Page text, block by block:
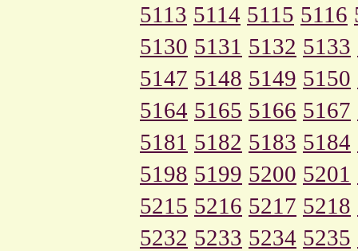
5113 5114 5115 5116
5130 5131 5132 5133
5147 5148 5149 5150
5164 5165 5166 5167
5181 5182 5183 5184
5198 5199 5200 5201
5215 5216 5217 5218
5232 5233 5234 5235